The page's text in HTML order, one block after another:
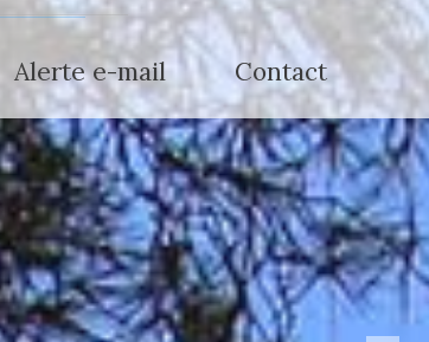
alerte e-mail contact
estimer votre bien